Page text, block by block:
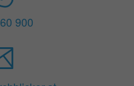
900